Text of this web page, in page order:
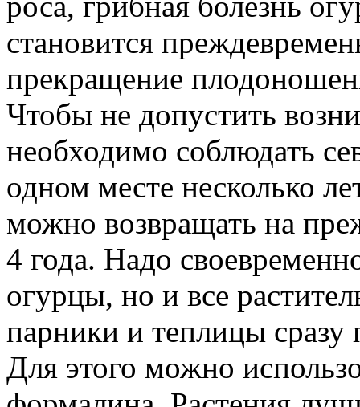
становится
прекращение
Чтобы не допустить
необходимо соблюдать
одном месте несколько
можно возвращать на
4 года. Надо
огурцы, но и все
парники и теплицы сразу
Для этого можно